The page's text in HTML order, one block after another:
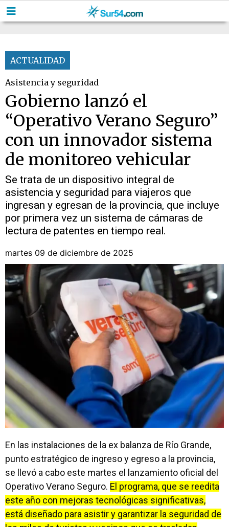
ACTUALIDAD
Asistencia y seguridad
Gobierno lanzó el
“Operativo Verano Seguro”
con un innovador sistema
de monitoreo vehicular
Se trata de un dispositivo integral de
asistencia y seguridad para viajeros que
ingresan y egresan de la provincia, que incluye
por primera vez un sistema de cámaras de
lectura de patentes en tiempo real.
martes 09 de diciembre de 2025
En las instalaciones de la ex balanza de Río Grande,
punto estratégico de ingreso y egreso a la provincia,
se llevó a cabo este martes el lanzamiento oficial del
Operativo Verano Seguro. El programa, que se reedita
este año con mejoras tecnológicas significativas,
está diseñado para asistir y garantizar la seguridad de